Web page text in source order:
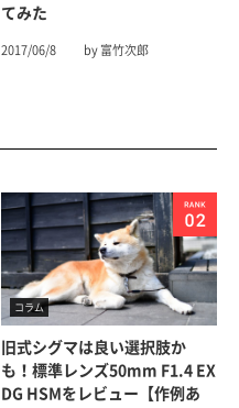
てみた
2017/06/8 by 富竹次郎
コラム
旧式シグマは良い選択肢か
も！標準レンズ50mm F1.4 EX
DG HSMをレビュー【作例あ